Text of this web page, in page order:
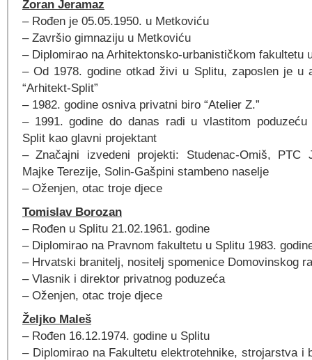
Zoran Jeramaz
– Rođen je 05.05.1950. u Metkoviću
– Završio gimnaziju u Metkoviću
– Diplomirao na Arhitektonsko-urbanističkom fakultetu
– Od 1978. godine otkad živi u Splitu, zaposlen je u
“Arhitekt-Split”
– 1982. godine osniva privatni biro “Atelier Z.”
– 1991. godine do danas radi u vlastitom poduzeću
Split kao glavni projektant
– Značajni izvedeni projekti: Studenac-Omiš, PTC
Majke Terezije, Solin-Gašpini stambeno naselje
– Oženjen, otac troje djece
Tomislav Borozan
– Rođen u Splitu 21.02.1961. godine
– Diplomirao na Pravnom fakultetu u Splitu 1983.
– Hrvatski branitelj, nositelj spomenice Domovinskog
– Vlasnik i direktor privatnog poduzeća
– Oženjen, otac troje djece
Željko Maleš
– Rođen 16.12.1974. godine u Splitu
– Diplomirao na Fakultetu elektrotehnike, strojarstva i